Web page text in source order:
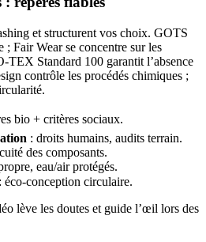
et structurent vos choix. GOTS
Fair Wear se concentre sur les
Standard 100 garantit l’absence
contrôle les procédés chimiques ;
bio + critères sociaux.
: droits humains, audits terrain.
des composants.
eau/air protégés.
: éco-conception circulaire.
lève les doutes et guide l’œil lors des